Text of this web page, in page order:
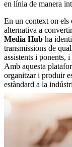
en línia de manera
En un context on els
alternativa a
Media Hub ha
transmissions de
assistents i ponents,
Amb aquesta
organitzar i produir
estàndard a la